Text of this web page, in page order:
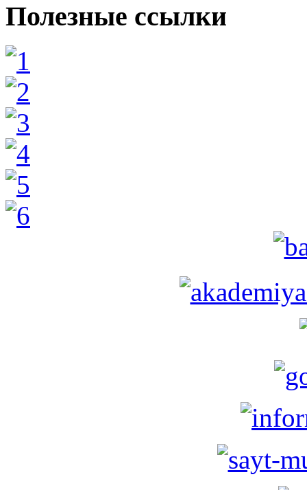
Полезные ссылки